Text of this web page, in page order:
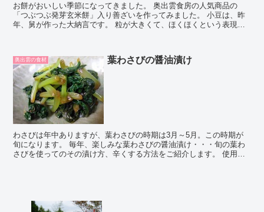
お餅がおいしい季節になってきました。 奥出雲食房の人気商品の
「つぶつぶ発芽玄米餅」入り善ざいを作ってみました。 小豆は、昨
年、舅が作った大納言です。 粒が大きくて、ほくほくという表現が
奥出雲の食材 葉わさびの醤油漬け
わさびは年中ありますが、葉わさびの時期は3月～5月。この時期が
旬になります。 毎年、楽しみな葉わさびの醤油漬け・・・旬の葉わ
さびを使ってのその漬け方、辛くする方法をご紹介します。 使用す